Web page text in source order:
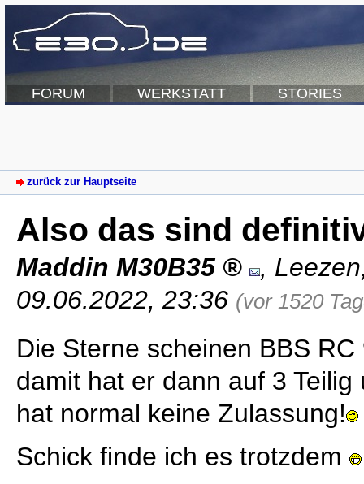
FORUM WERKSTATT STORIES
zurück zur Hauptseite
Also das sind
Maddin M30B35 , Leezen
09.06.2022, 23:36 (vor 1520
Die Sterne scheinen BBS
damit hat er dann auf 3
hat normal keine Zulassung!
Schick finde ich es trotzdem